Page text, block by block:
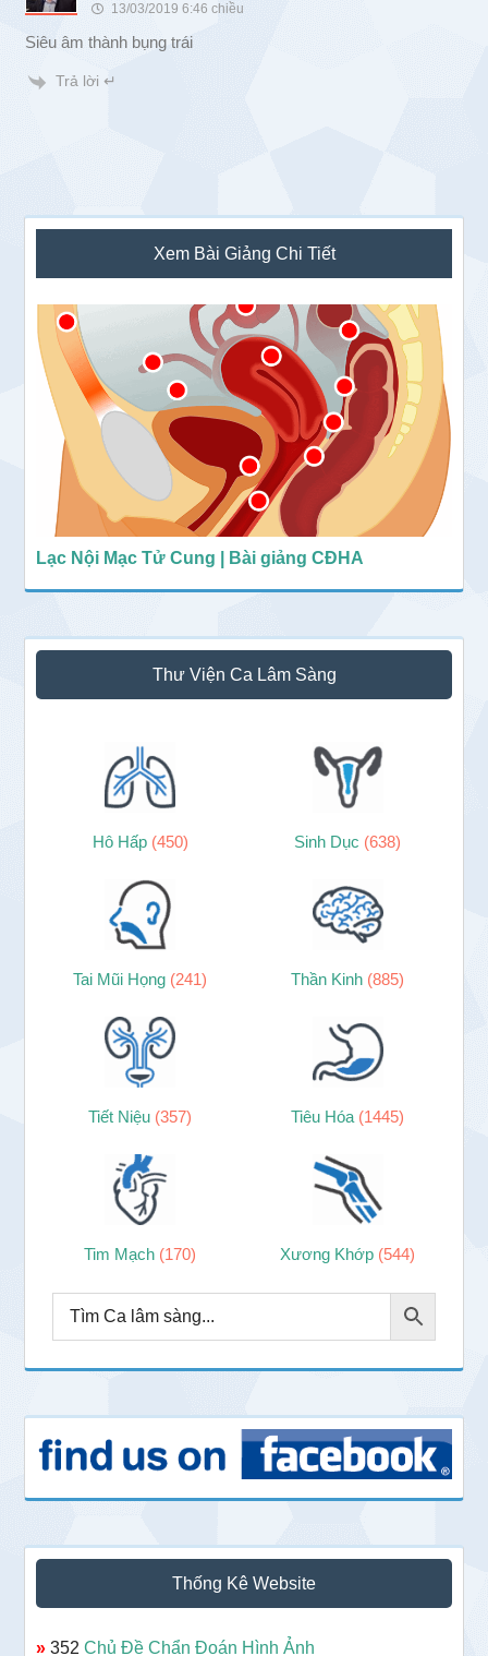
13/03/2019 6:46 chiều
Siêu âm thành bụng trái
Trả lời ↵
Sidebar
chính
Xem Bài Giảng Chi Tiết
Lạc Nội Mạc Tử Cung | Bài giảng CĐHA
Thư Viện Ca Lâm Sàng
Hô Hấp (450) Sinh Dục (638)
Tai Mũi Họng (241) Thần Kinh (885)
Tiết Niệu (357) Tiêu Hóa (1445)
Tim Mạch (170) Xương Khớp (544)
Thống Kê Website
» 352Chủ Đề Chẩn Đoán Hình Ảnh